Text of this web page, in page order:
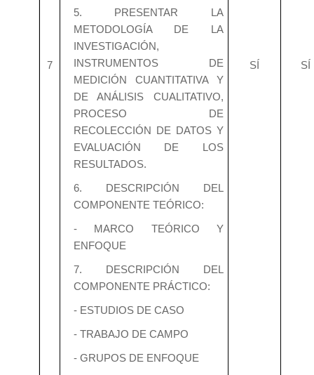
7
5. PRESENTAR LA
METODOLOGÍA DE LA
INVESTIGACIÓN,
INSTRUMENTOS DE
MEDICIÓN CUANTITATIVA Y
DE ANÁLISIS CUALITATIVO,
PROCESO DE
RECOLECCIÓN DE DATOS Y
EVALUACIÓN DE LOS
RESULTADOS.
6. DESCRIPCIÓN DEL
COMPONENTE TEÓRICO:
- MARCO TEÓRICO Y
ENFOQUE
7. DESCRIPCIÓN DEL
COMPONENTE PRÁCTICO:
- ESTUDIOS DE CASO
- TRABAJO DE CAMPO
- GRUPOS DE ENFOQUE
SÍ SÍ